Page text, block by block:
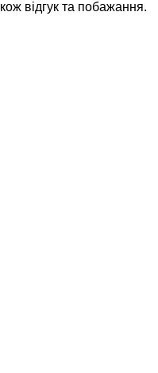
відгук та побажання.